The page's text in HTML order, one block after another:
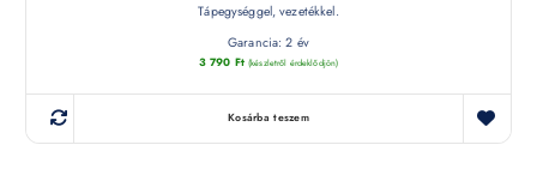
Tápegységgel, vezetékkel.
Garancia: 2 év
3 790 Ft (készletről érdeklődjön)
Kosárba teszem